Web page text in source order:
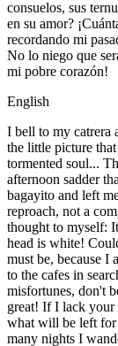
consuelos, sus
en su amor?
recordando mi
No lo niego que
mi pobre corazón!
English
I bell to my catrera
the little picture
tormented soul...
afternoon sadder
bagayito and left
reproach, not a
thought to myself:
head is white!
must be, because I
to the cafes in
misfortunes, don't
great! If I lack your
what will be left
many nights I